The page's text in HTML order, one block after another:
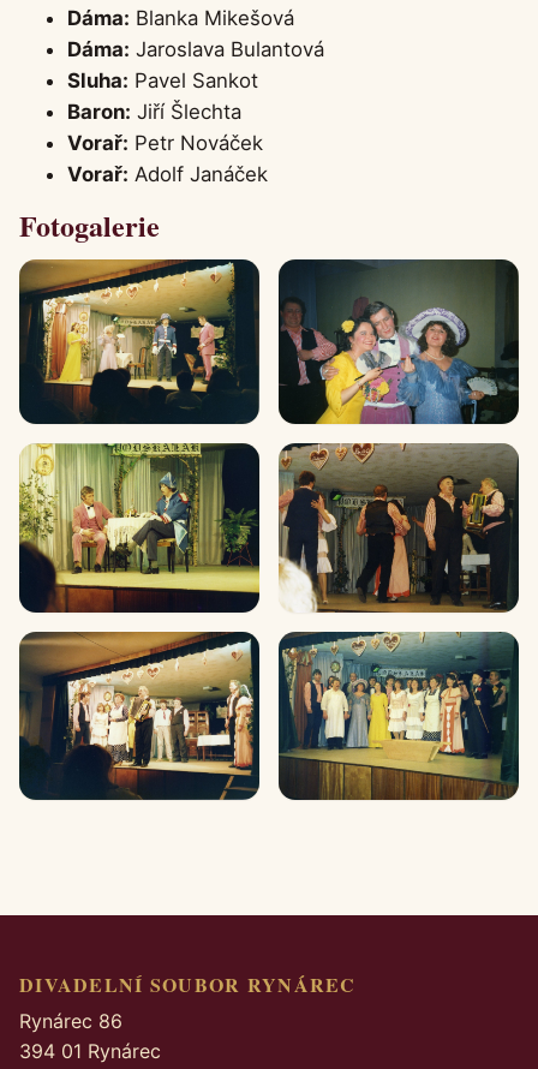
Dáma: Blanka Mikešová
Dáma: Jaroslava Bulantová
Sluha: Pavel Sankot
Baron: Jiří Šlechta
Vorař: Petr Nováček
Vorař: Adolf Janáček
Fotogalerie
DIVADELNÍ SOUBOR RYNÁREC
Rynárec 86
394 01 Rynárec